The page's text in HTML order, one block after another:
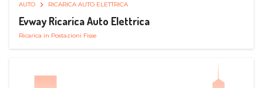
AUTO RICARICA AUTO ELETTRICA
Evway Ricarica Auto Elettrica
Ricarica in Postazioni Fisse